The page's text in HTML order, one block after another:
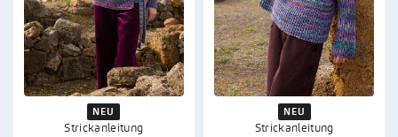
NEU
Strickanleitung
NEU
Strickanleitung